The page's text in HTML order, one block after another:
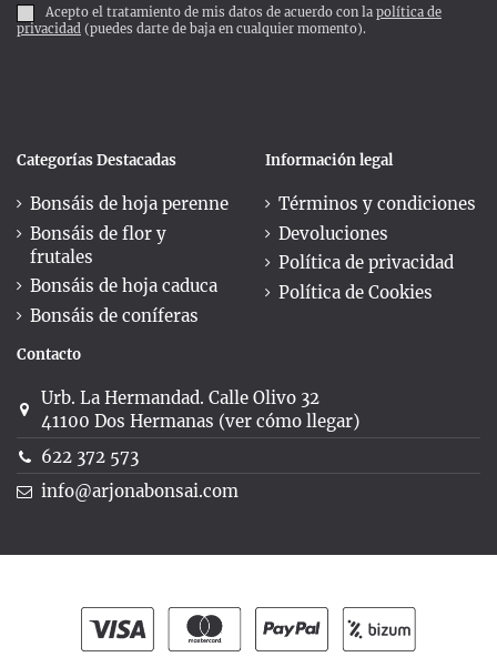
Acepto el tratamiento de mis datos de acuerdo con la política de
privacidad (puedes darte de baja en cualquier momento).
Categorías Destacadas
Bonsáis de hoja perenne
Bonsáis de flor y
frutales
Bonsáis de hoja caduca
Bonsáis de coníferas
Información legal
Términos y condiciones
Devoluciones
Política de privacidad
Política de Cookies
Contacto
Urb. La Hermandad. Calle Olivo 32
41100 Dos Hermanas (ver cómo llegar)
622 372 573
info@arjonabonsai.com